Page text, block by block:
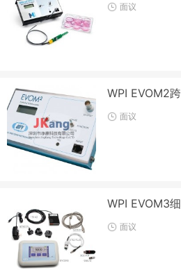
面议
WPI EVOM2
面议
WPI EVOM3
面议